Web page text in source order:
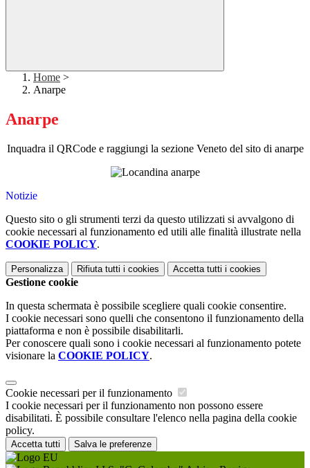
Home >
Anarpe
Anarpe
Inquadra il QRCode e raggiungi la sezione Veneto del sito di anarpe
Notizie
Questo sito o gli strumenti terzi da questo utilizzati si avvalgono di
cookie necessari al funzionamento ed utili alle finalità illustrate nella
COOKIE POLICY.
Personalizza Rifiuta tutti i cookies Accetta tutti i cookies
Gestione cookie
In questa schermata è possibile scegliere quali cookie consentire.
I cookie necessari sono quelli che consentono il funzionamento della
piattaforma e non è possibile disabilitarli.
Per conoscere quali sono i cookie necessari al funzionamento potete
visionare la COOKIE POLICY.
Cookie necessari per il funzionamento
I cookie necessari per il funzionamento non possono essere
disabilitati. È possibile consultare l'elenco nella pagina della cookie
policy.
Accetta tutti Salva le preferenze